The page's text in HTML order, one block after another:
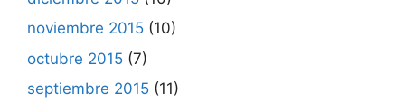
noviembre 2015 (10)
octubre 2015 (7)
septiembre 2015 (11)